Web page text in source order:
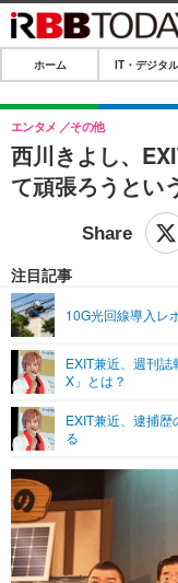
ホーム
IT・デジタル
IT・デジタルTOP
ネタ
ショッピング
SPEED TEST
エンタメTOP
グラビア
ショッピング
ライフTOP
その他
リリース一覧
プッシュ通知の停止方
ホーム IT・デジタ
西川きよし、
て頑張ろうとい
エンタメ その他
注目記事
10G光回線導入レ
EXIT兼近、週刊
X」とは？
EXIT兼近、逮捕
る